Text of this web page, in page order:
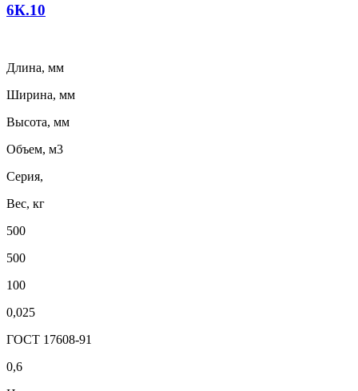
6К.10
Длина, мм
Ширина, мм
Высота, мм
Объем, м3
Серия,
Вес, кг
500
500
100
0,025
ГОСТ 17608-91
0,6